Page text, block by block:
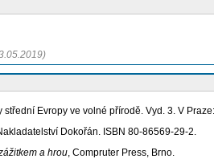
Evropy ve volné přírodě. Vyd. 3. V
Dokořán. ISBN 80-86569-29-2.
a hrou, Compruter Press, Brno.